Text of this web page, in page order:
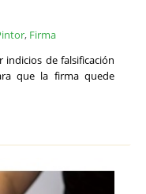
, Firma
indicios de falsificación
que la firma quede